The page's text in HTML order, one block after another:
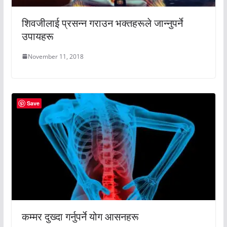
शिवजीलाई प्रसन्न गराउन भक्तहरूले जान्नुपर्ने
उपायहरू
November 11, 2018
कम्मर दुख्दा गर्नुपर्ने योग आसनहरू
Save